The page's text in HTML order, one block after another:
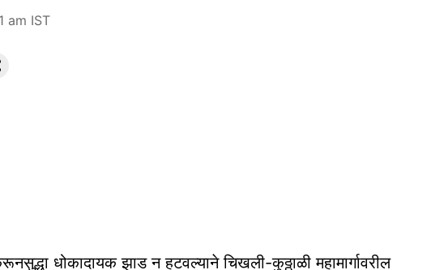
am IST
धोकादायक झाड न हटवल्‍याने चिखली-कुठ्ठाळी महामार्गावरील